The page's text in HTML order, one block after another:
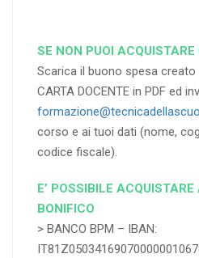
SE NON PUOI ACQUISTARE
Scarica il buono spesa creato
CARTA DOCENTE in PDF ed
corso e ai tuoi dati (nome,
codice fiscale).
E’ POSSIBILE
BONIFICO
> BANCO BPM – IBAN: